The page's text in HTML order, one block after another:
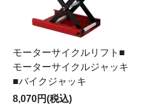
モーターサイクルリフト■
モーターサイクルジャッキ
■バイクジャッキ
8,070円(税込)